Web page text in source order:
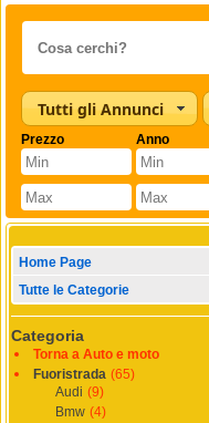
Tutti gli Annunci
Prezzo Anno
Home Page
Tutte le Categorie
Categoria
Torna a Auto e moto
Fuoristrada (65)
Audi (9)
Bmw (4)